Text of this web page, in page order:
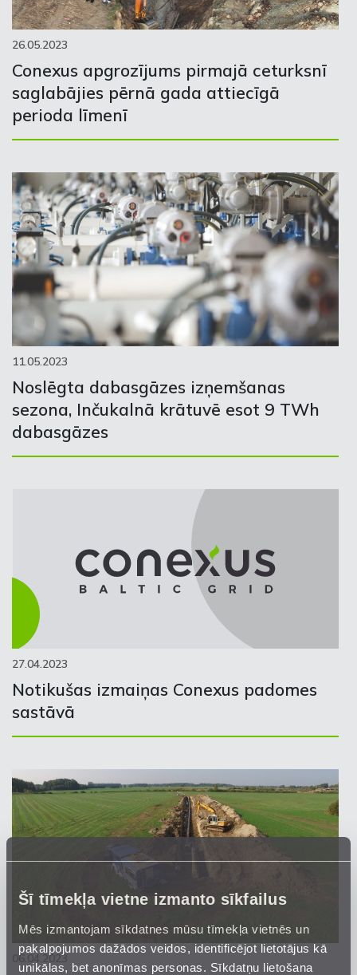
Šī tīmekļa vietne izmanto sīkfailus
Mēs izmantojam sīkdatnes mūsu tīmekļa vietnēs un
pakalpojumos dažādos veidos, identificējot lietotājus kā
unikālas, bet anonīmas personas. Sīkdatņu lietošana
26.05.2023
Conexus apgrozījums pirmajā ceturksnī
saglabājies pērnā gada attiecīgā
perioda līmenī
11.05.2023
Noslēgta dabasgāzes izņemšanas
sezona, Inčukalnā krātuvē esot 9 TWh
dabasgāzes
27.04.2023
Notikušas izmaiņas Conexus padomes
sastāvā
06.04.2023